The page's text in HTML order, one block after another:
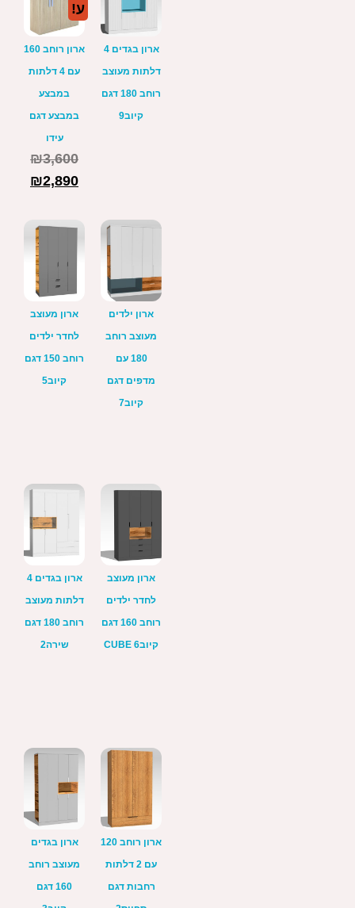
ארון בגדים 4
דלתות מעוצב
רוחב 180 דגם
קיוב9
ע!
ארון רוחב 160
עם 4 דלתות
במבצע
במבצע דגם
עידו
₪3,600
₪2,890
ארון ילדים
מעוצב רוחב
180 עם
מדפים דגם
קיוב7
ארון מעוצב
לחדר ילדים
רוחב 150 דגם
קיוב5
ארון מעוצב
לחדר ילדים
רוחב 160 דגם
קיוב6 CUBE
ארון בגדים 4
דלתות מעוצב
רוחב 180 דגם
שירה2
ארון רוחב 120
עם 2 דלתות
רחבות דגם
ארון בגדים
מעוצב רוחב
160 דגם